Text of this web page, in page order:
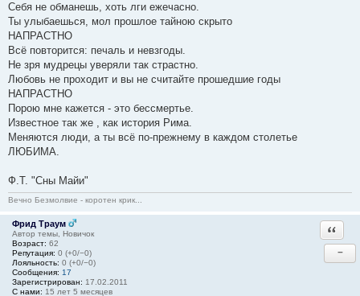
Себя не обманешь, хоть лги ежечасно.
Ты улыбаешься, мол прошлое тайною скрыто
НАПРАСТНО
Всё повторится: печаль и невзгоды.
Не зря мудрецы уверяли так страстно.
Любовь не проходит и вы не считайте прошедшие годы
НАПРАСТНО
Порою мне кажется - это бессмертье.
Известное так же , как история Рима.
Меняются люди, а ты всё по-прежнему в каждом столетье
ЛЮБИМА.
Ф.Т. "Сны Майи"
Вечно Безмолвие - коротен крик...
Фрид Траум
Автор темы, Новичок
Возраст: 62
Репутация: 0 (+0/−0)
Лояльность: 0 (+0/−0)
Сообщения: 17
Зарегистрирован: 17.02.2011
С нами: 15 лет 5 месяцев
−